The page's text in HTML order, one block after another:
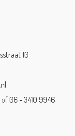
10
of 06 - 3410 9946